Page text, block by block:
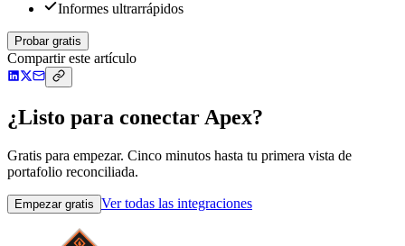
Informes ultrarrápidos
Probar gratis
Compartir este artículo
¿Listo para conectar Apex?
Gratis para empezar. Cinco minutos hasta tu primera vista de
portafolio reconciliada.
Empezar gratis Ver todas las integraciones